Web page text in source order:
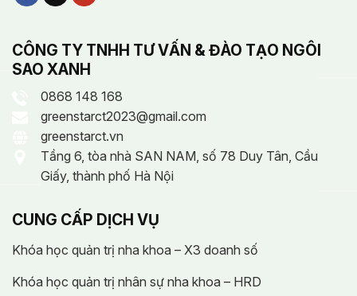
CÔNG TY TNHH TƯ VẤN & ĐÀO TẠO NGÔI
SAO XANH
0868 148 168
greenstarct2023@gmail.com
greenstarct.vn
Tầng 6, tòa nhà SAN NAM, số 78 Duy Tân, Cầu
Giấy, thành phố Hà Nội
CUNG CẤP DỊCH VỤ
Khóa học quản trị nha khoa – X3 doanh số
Khóa học quản trị nhân sự nha khoa – HRD